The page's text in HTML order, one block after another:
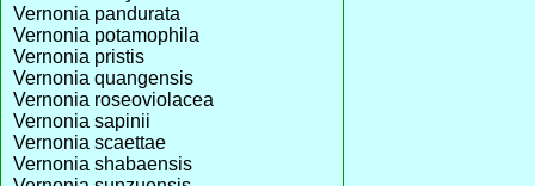
Vernonia pandurata
Vernonia potamophila
Vernonia pristis
Vernonia quangensis
Vernonia roseoviolacea
Vernonia sapinii
Vernonia scaettae
Vernonia shabaensis